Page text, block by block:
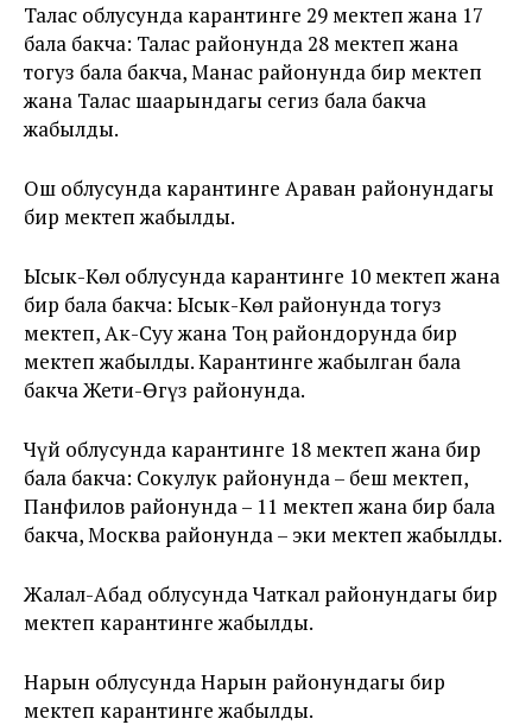
Талас облусунда карантинге 29 мектеп жана 17
бала бакча: Талас районунда 28 мектеп жана
тогуз бала бакча, Манас районунда бир мектеп
жана Талас шаарындагы сегиз бала бакча
жабылды.
Ош облусунда карантинге Араван районундагы
бир мектеп жабылды.
Ысык-Көл облусунда карантинге 10 мектеп жана
бир бала бакча: Ысык-Көл районунда тогуз
мектеп, Ак-Суу жана Тоң райондорунда бир
мектеп жабылды. Карантинге жабылган бала
бакча Жети-Өгүз районунда.
Чүй облусунда карантинге 18 мектеп жана бир
бала бакча: Сокулук районунда – беш мектеп,
Панфилов районунда – 11 мектеп жана бир бала
бакча, Москва районунда – эки мектеп жабылды.
Жалал-Абад облусунда Чаткал районундагы бир
мектеп карантинге жабылды.
Нарын облусунда Нарын районундагы бир
мектеп карантинге жабылды.